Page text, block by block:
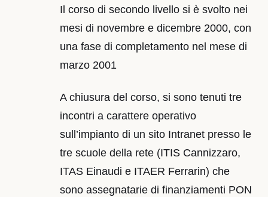
Il corso di secondo livello si è svolto nei
mesi di novembre e dicembre 2000, con
una fase di completamento nel mese di
marzo 2001
A chiusura del corso, si sono tenuti tre
incontri a carattere operativo
sull’impianto di un sito Intranet presso le
tre scuole della rete (ITIS Cannizzaro,
ITAS Einaudi e ITAER Ferrarin) che
sono assegnatarie di finanziamenti PON